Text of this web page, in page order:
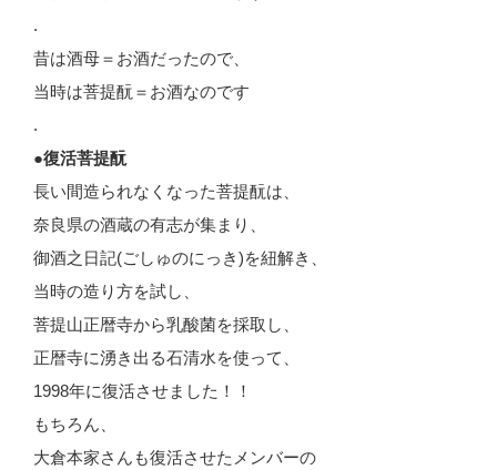
.
昔は酒母＝お酒だったので、
当時は菩提酛＝お酒なのです
.
●復活菩提酛
長い間造られなくなった菩提酛は、
奈良県の酒蔵の有志が集まり、
御酒之日記(ごしゅのにっき)を紐解き、
当時の造り方を試し、
菩提山正暦寺から乳酸菌を採取し、
正暦寺に湧き出る石清水を使って、
1998年に復活させました！！
もちろん、
大倉本家さんも復活させたメンバーの